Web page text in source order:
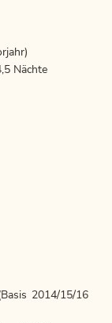
Nächte
2014/15/16